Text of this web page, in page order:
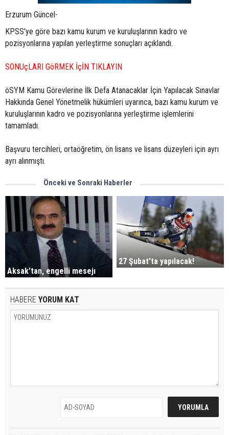
Erzurum Güncel-
KPSS'ye göre bazı kamu kurum ve kuruluşlarının kadro ve
pozisyonlarına yapılan yerleştirme sonuçları açıklandı.
SONUçLARI GöRMEK İçİN TIKLAYIN
öSYM Kamu Görevlerine İlk Defa Atanacaklar İçin Yapılacak Sınavlar
Hakkında Genel Yönetmelik hükümleri uyarınca, bazı kamu kurum ve
kuruluşlarının kadro ve pozisyonlarına yerleştirme işlemlerini
tamamladı.
Başvuru tercihleri, ortaöğretim, ön lisans ve lisans düzeyleri için ayrı
ayrı alınmıştı.
Önceki ve Sonraki Haberler
Aksak'tan, engelli mesejı
27 Şubat'ta yapılacak!
HABERE YORUM KAT